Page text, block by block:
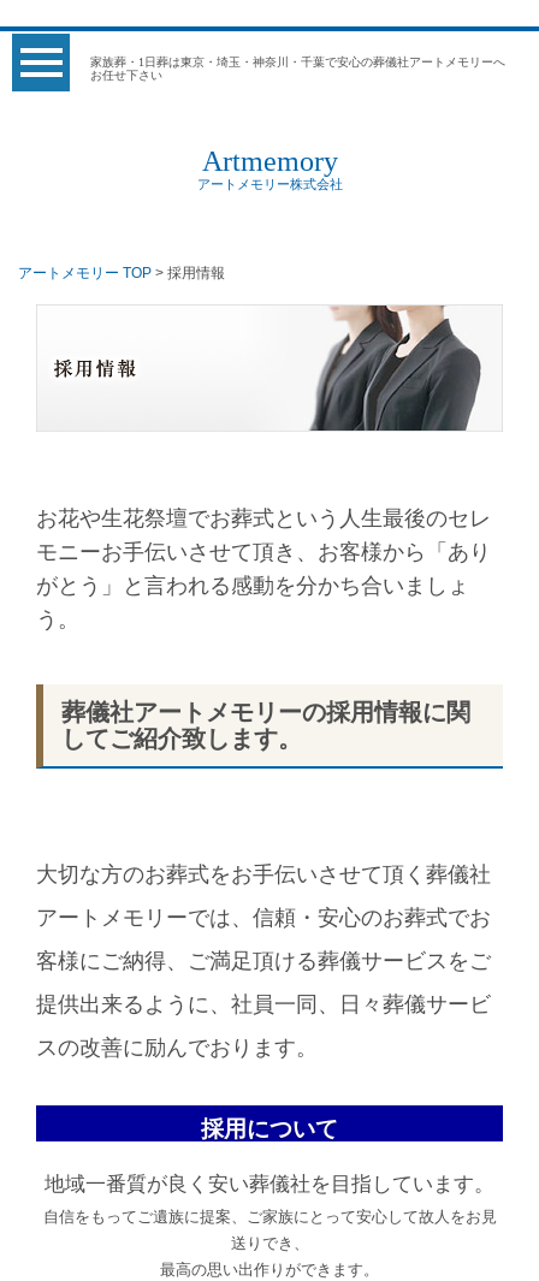
家族葬・1日葬は東京・埼玉・神奈川・千葉で安心の葬儀社アートメモリーへ
お任せ下さい
Artmemory
アートメモリー株式会社
アートメモリー TOP > 採用情報
お花や生花祭壇でお葬式という人生最後のセレ
モニーお手伝いさせて頂き、お客様から「あり
がとう」と言われる感動を分かち合いましょ
う。
葬儀社アートメモリーの採用情報に関
してご紹介致します。
大切な方のお葬式をお手伝いさせて頂く葬儀社
アートメモリーでは、信頼・安心のお葬式でお
客様にご納得、ご満足頂ける葬儀サービスをご
提供出来るように、社員一同、日々葬儀サービ
スの改善に励んでおります。
採用について
地域一番質が良く安い葬儀社を目指しています。
自信をもってご遺族に提案、ご家族にとって安心して故人をお見
送りでき、
最高の思い出作りができます。